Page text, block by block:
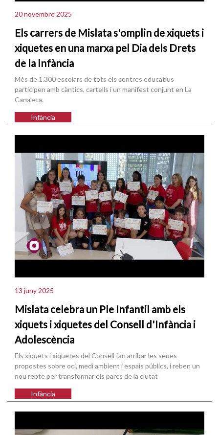
20 novembre 2025
Els carrers de Mislata s'omplin de xiquets i
xiquetes en una marxa pel Dia dels Drets
de la Infància
Més de 1.300 escolars de tots els centres educatius
participen amb càntics, cartells i un manifest conjunt en La
Canaleta.
Infància
13 juny 2025
Mislata celebra un Ple Infantil amb els
xiquets i xiquetes del Consell d'Infància i
Adolescència
Els xiquets i xiquetes del Consell fan arribar les seues
propostes sobre oci, medi ambient i espais públics, i reben un
nou repte per transformar els parcs de la ciutat
Infància